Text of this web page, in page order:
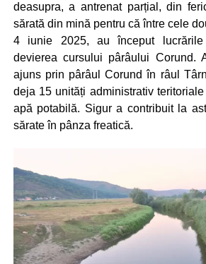
deasupra, a antrenat parțial, din
sărată din mină pentru că între cele
4 iunie 2025, au început
devierea cursului pârâului Corund.
ajuns prin pârâul Corund în râul
deja 15 unități administrativ
apă potabilă. Sigur a contribuit la
sărate în pânza freatică.